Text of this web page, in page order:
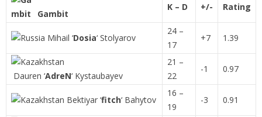
Gambit
K – D +/- Rating
Mihail ‘Dosia‘ Stolyarov
24 –
17
+7 1.39
Dauren ‘AdreN‘ Kystaubayev
21 –
22
-1 0.97
Bektiyar ‘fitch‘ Bahytov
16 –
19
-3 0.91